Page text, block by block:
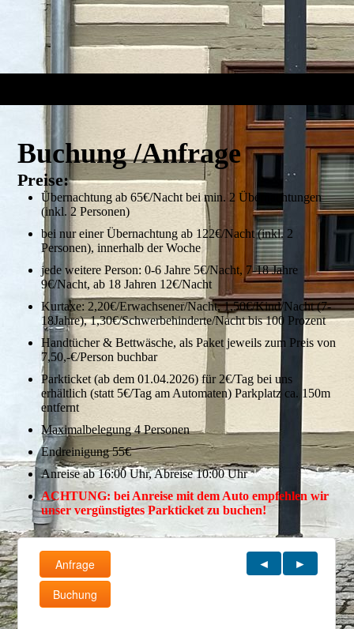
Buchung /Anfrage
Preise:
Übernachtung ab 65€/Nacht bei min. 2 Übernachtungen
(inkl. 2 Personen)
bei nur einer Übernachtung ab 122€/Nacht (inkl. 2
Personen), innerhalb der Woche
jede weitere Person: 0-6 Jahre 5€/Nacht, 7-18 Jahre
9€/Nacht, ab 18 Jahren 12€/Nacht
Kurtaxe: 2,20€/Erwachsener/Nacht, 1,50€/Kind/Nacht (7-
18Jahre), 1,30€/Schwerbehinderte/Nacht bis 100 Prozent
Handtücher & Bettwäsche, als Paket jeweils zum Preis von
7,50,-€/Person buchbar
Parkticket (ab dem 01.04.2026) für 2€/Tag bei uns
erhältlich (statt 5€/Tag am Automaten) Parkplatz ca. 150m
entfernt
Maximalbelegung 4 Personen
Endreinigung 55€
Anreise ab 16:00 Uhr, Abreise 10:00 Uhr
ACHTUNG: bei Anreise mit dem Auto empfehlen wir
unser vergünstigtes Parkticket zu buchen!